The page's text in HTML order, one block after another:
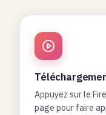
Appuyez sur le
page pour faire